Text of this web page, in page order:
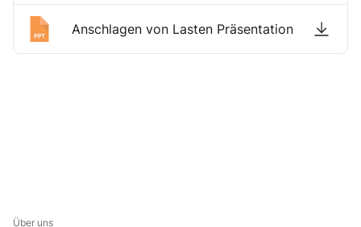
Anschlagen von Lasten Präsentation
Über uns